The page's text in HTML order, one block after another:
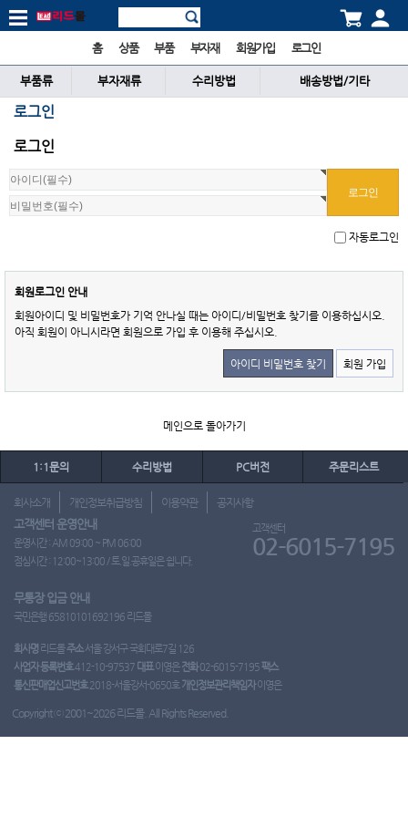
홈 상품 부품 부자재 회원가입 로그인
부품류 부자재류 수리방법 배송방법/기타
로그인
로그인
자동로그인
회원로그인 안내
회원아이디 및 비밀번호가 기억 안나실 때는 아이디/비밀번호 찾기를 이용하십시오.
아직 회원이 아니시라면 회원으로 가입 후 이용해 주십시오.
아이디 비밀번호 찾기 회원 가입
메인으로 돌아가기
1:1문의 수리방법 PC버전 주문리스트
회사소개 개인정보취급방침 이용약관 공지사항
고객센터 운영안내
운영시간 : AM 09:00 ~ PM 06:00
점심시간 : 12:00~13:00 / 토.일.공휴일은 쉽니다.
고객센터
02-6015-7195
무통장 입금 안내
국민은행 65810101692196 리드몰
회사명 리드몰주소서울 강서구 국회대로7길 126
사업자 등록번호412-10-97537 대표이영은 전화02-6015-7195팩스
통신판매업신고번호2018-서울강서-0650호 개인정보관리책임자이영은
Copyright ⓒ 2001~2026 리드몰. All Rights Reserved.